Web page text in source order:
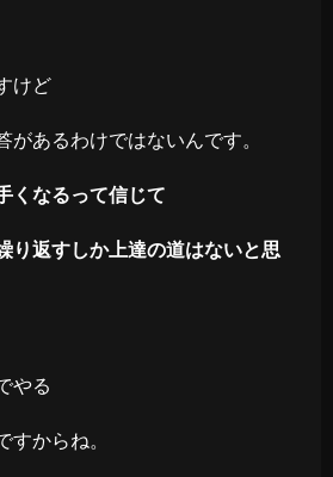
けど
があるわけではないんです。
くなるって信じて
り返すしか上達の道はないと思
やる
すからね。